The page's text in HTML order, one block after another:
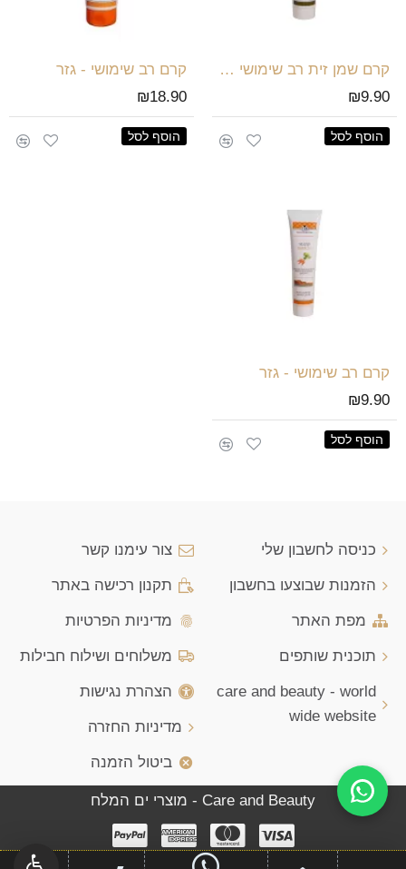
קרם שמן זית רב שימושי 100מל
₪9.90
הוסף לסל
קרם רב שימושי - גזר
₪18.90
הוסף לסל
קרם רב שימושי - גזר
₪9.90
הוסף לסל
כניסה לחשבון שלי
הזמנות שבוצעו בחשבון
מפת האתר
תוכנית שותפים
care and beauty - world
wide website
צור עימנו קשר
תקנון רכישה באתר
מדיניות הפרטיות
משלוחים ושילוח חבילות
הצהרת נגישות
מדיניות החזרה
ביטול הזמנה
Care and Beauty - מוצרי ים המלח